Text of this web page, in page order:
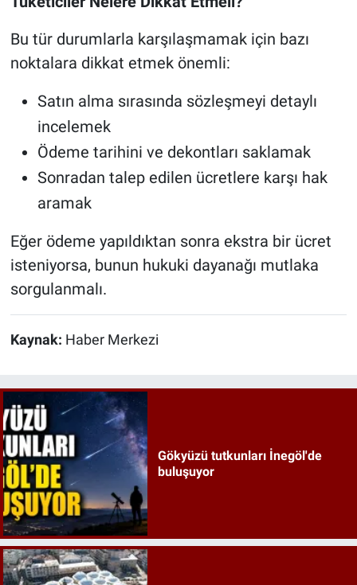
Bu tür durumlarla karşılaşmamak için bazı
noktalara dikkat etmek önemli:
Satın alma sırasında sözleşmeyi detaylı
incelemek
Ödeme tarihini ve dekontları saklamak
Sonradan talep edilen ücretlere karşı hak
aramak
Eğer ödeme yapıldıktan sonra ekstra bir ücret
isteniyorsa, bunun hukuki dayanağı mutlaka
sorgulanmalı.
Kaynak: Haber Merkezi
Gökyüzü tutkunları İnegöl'de
buluşuyor